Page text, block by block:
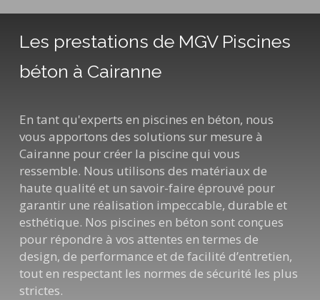
Les prestations de MGV Piscines
béton à Cairanne
En tant qu'experts en piscines en béton, nous
vous apportons des solutions sur mesure à
Cairanne pour créer la piscine qui vous
ressemble. Nous utilisons des matériaux de
haute qualité et un savoir-faire éprouvé pour
garantir une réalisation impeccable, durable et
esthétique. Nos piscines en béton sont conçues
pour répondre à vos attentes en termes de
design, de performance et de facilité d’entretien,
tout en respectant les normes de sécurité les plus
strictes.